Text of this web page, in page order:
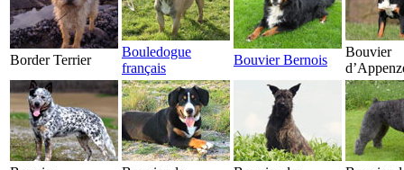
Border Terrier
Bouledogue
français
Bouvier Bernois
Bouvier